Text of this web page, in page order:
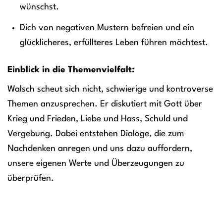
wünschst.
Dich von negativen Mustern befreien und ein
glücklicheres, erfüllteres Leben führen möchtest.
Einblick in die Themenvielfalt:
Walsch scheut sich nicht, schwierige und kontroverse
Themen anzusprechen. Er diskutiert mit Gott über
Krieg und Frieden, Liebe und Hass, Schuld und
Vergebung. Dabei entstehen Dialoge, die zum
Nachdenken anregen und uns dazu auffordern,
unsere eigenen Werte und Überzeugungen zu
überprüfen.